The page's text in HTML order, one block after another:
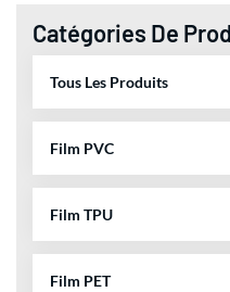
Catégories De
Tous Les Produits
Film PVC
Film TPU
Film PET